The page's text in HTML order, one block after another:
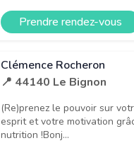
Prendre rendez-vous
Clémence Rocheron
📍 44140 Le Bignon
(Re)prenez le pouvoir sur
esprit et votre motivation
nutrition !Bonj...